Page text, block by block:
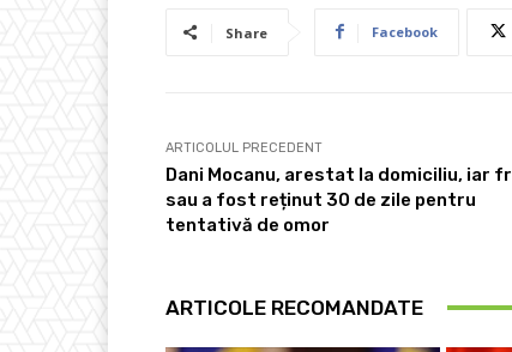
Share Facebook
ARTICOLUL PRECEDENT
Dani Mocanu, arestat la domiciliu, iar
sau a fost reținut 30 de zile pentru
tentativă de omor
ARTICOLE RECOMANDATE